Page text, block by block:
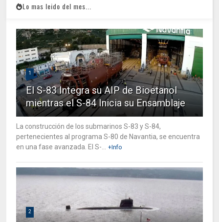
Lo mas leido del mes...
1
El S-83 Integra su AIP de Bioetanol
mientras el S-84 Inicia su Ensamblaje
La construcción de los submarinos S-83 y S-84,
pertenecientes al programa S-80 de Navantia, se encuentra
en una fase avanzada. El S-...
+Info
2